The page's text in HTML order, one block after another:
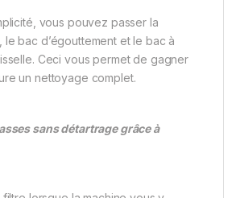
vous pouvez passer la
, le bac d’égouttement et le bac à
Ceci vous permet de gagner
un nettoyage complet.
sans détartrage grâce à